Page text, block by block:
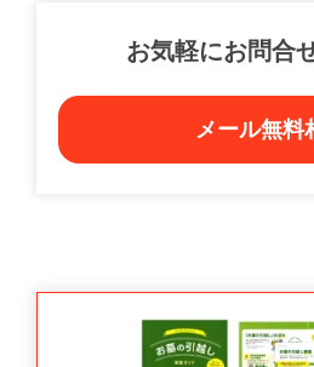
お気軽にお問合
メール無料